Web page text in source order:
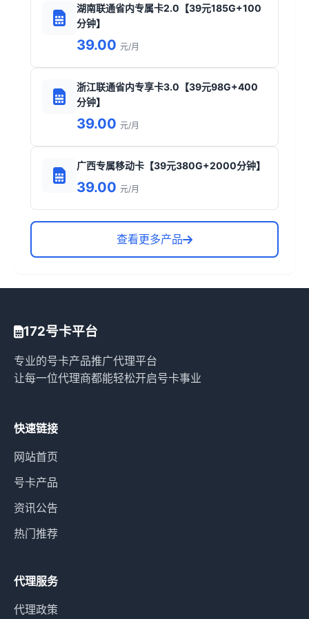
湖南联通省内专属卡2.0【39元185G+100
分钟】
39.00 元/月
浙江联通省内专享卡3.0【39元98G+400
分钟】
39.00 元/月
广西专属移动卡【39元380G+2000分钟】
39.00 元/月
查看更多产品
172号卡平台
专业的号卡产品推广代理平台
让每一位代理商都能轻松开启号卡事业
快速链接
网站首页
号卡产品
资讯公告
热门推荐
代理服务
代理政策